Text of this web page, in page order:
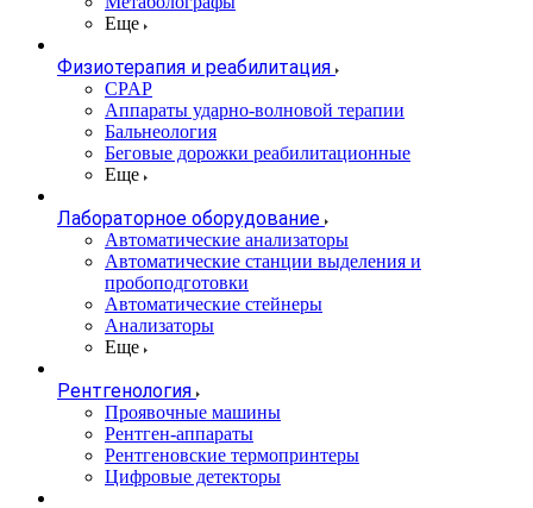
Еще
Физиотерапия и реабилитация
CPAP
Аппараты ударно-волновой терапии
Бальнеология
Беговые дорожки реабилитационные
Еще
Лабораторное оборудование
Автоматические анализаторы
Автоматические станции выделения и
пробоподготовки
Автоматические стейнеры
Анализаторы
Еще
Рентгенология
Проявочные машины
Рентген-аппараты
Рентгеновские термопринтеры
Цифровые детекторы